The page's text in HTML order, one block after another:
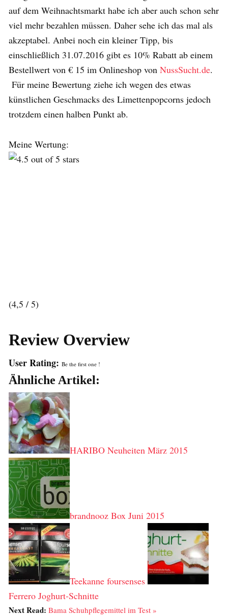
auf dem Weihnachtsmarkt habe ich aber auch schon sehr
viel mehr bezahlen müssen. Daher sehe ich das mal als
akzeptabel. Anbei noch ein kleiner Tipp, bis
einschließlich 31.07.2016 gibt es 10% Rabatt ab einem
Bestellwert von € 15 im Onlineshop von NussSucht.de.
Für meine Bewertung ziehe ich wegen des etwas
künstlichen Geschmacks des Limettenpopcorns jedoch
trotzdem einen halben Punkt ab.
Meine Wertung:
(4,5 / 5)
Review Overview
User Rating: Be the first one !
Ähnliche Artikel:
HARIBO Neuheiten März 2015
brandnooz Box Juni 2015
Teekanne foursenses
Ferrero Joghurt-Schnitte
Next Read: Bama Schuhpflegemittel im Test »